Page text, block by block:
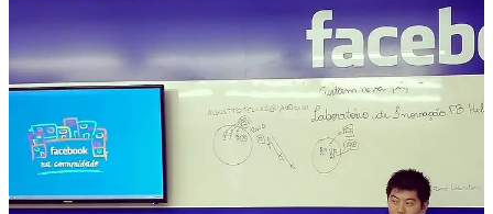
A prova digital de ser humano único será cada vez mais essencial,
especialmente diante dos avanços recentes da inteligência artificial.
Ferramentas como oVEO3 do Google, o SeeDance da ByteDance
(TikTok), Kling e Sora, entre outras, já criam vídeos indistinguíveis
da realidade, tornando necessária uma solução robusta de identidade
Quando trabalhei com o Facebook, percebi algo preocupante:
empresas desse porte têm pessoas incríveis, mas também têm
pessoas medíocres e sem propósito. Em startups com síndrome de